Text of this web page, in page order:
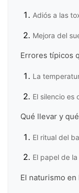
Adiós a las
Mejora del
Errores típicos
La
El silencio es
Qué llevar y
El ritual del
El papel de
El naturismo